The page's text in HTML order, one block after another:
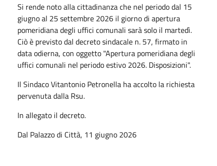
Si rende noto alla cittadinanza che nel periodo dal 15
giugno al 25 settembre 2026 il giorno di apertura
pomeridiana degli uffici comunali sarà solo il martedì.
Ciò è previsto dal decreto sindacale n. 57, firmato in
data odierna, con oggetto "Apertura pomeridiana degli
uffici comunali nel periodo estivo 2026. Disposizioni".
Il Sindaco Vitantonio Petronella ha accolto la richiesta
pervenuta dalla Rsu.
In allegato il decreto.
Dal Palazzo di Città, 11 giugno 2026